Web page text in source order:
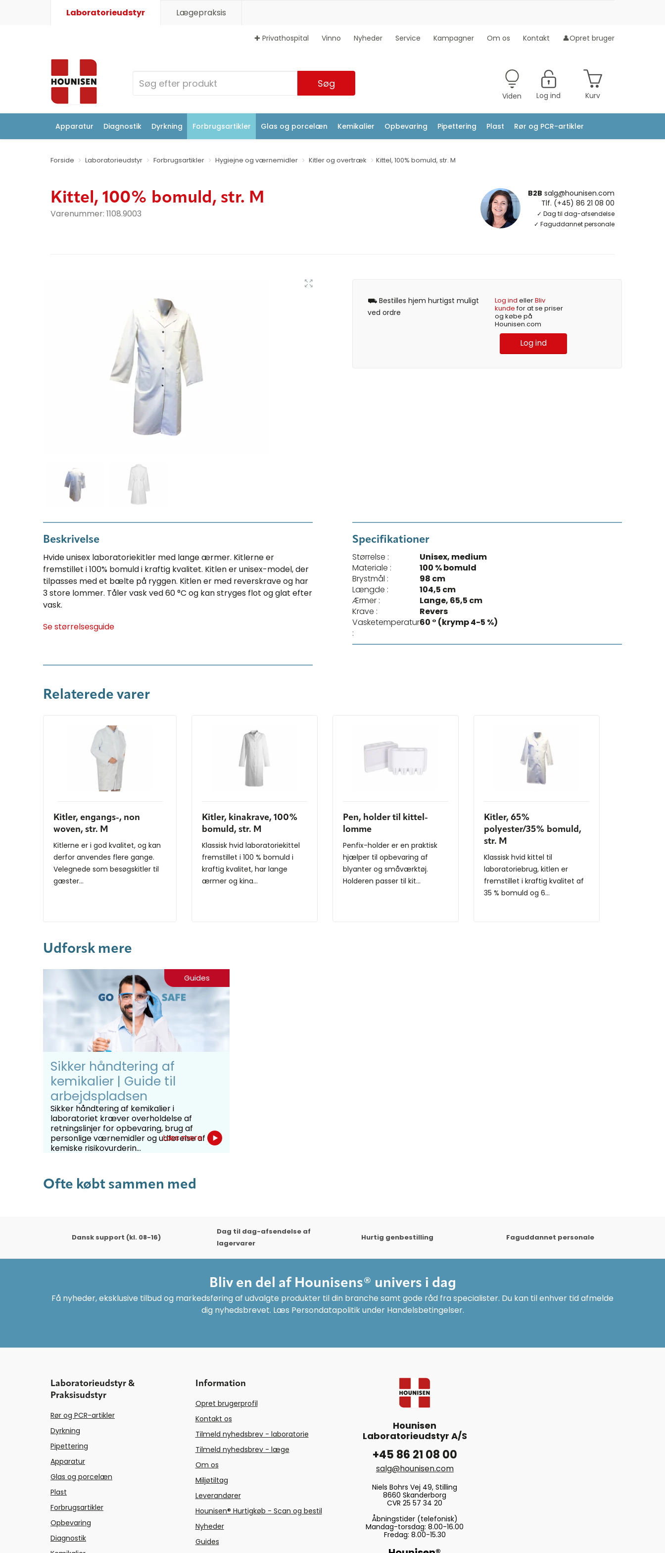
Laboratorieudstyr Lægepraksis
✚ Privathospital Vinno Nyheder Service Kampagner Om os Kontakt 👤Opret bruger
Søg
Viden Log ind Kurv
Apparatur Diagnostik Dyrkning Forbrugsartikler Glas og porcelæn Kemikalier Opbevaring Pipettering Plast Rør og PCR-artikler
Forside Laboratorieudstyr Forbrugsartikler Hygiejne og værnemidler Kitler og overtræk Kittel, 100% bomuld, str. M
Kittel, 100% bomuld, str. M
Varenummer: 1108.9003
B2B salg@hounisen.com
Tlf. (+45) 86 21 08 00
✓ Dag til dag-afsendelse
✓ Faguddannet personale
⛟ Bestilles hjem hurtigst muligt
ved ordre
Log ind ellerBliv
kundefor at se priser
og købe på
Hounisen.com
Log ind
Beskrivelse
Hvide unisex laboratoriekitler med lange ærmer. Kitlerne er
fremstillet i 100% bomuld i kraftig kvalitet. Kitlen er unisex-model, der
tilpasses med et bælte på ryggen. Kitlen er med reverskrave og har
3 store lommer. Tåler vask ved 60 °C og kan stryges flot og glat efter
vask.
Se størrelsesguide
Specifikationer
Størrelse :
Unisex, medium
Materiale :
100 % bomuld
Brystmål :
98 cm
Længde :
104,5 cm
Ærmer :
Lange, 65,5 cm
Krave :
Revers
Vasketemperatur
:
60 ° (krymp 4-5 %)
Relaterede varer
Kitler, engangs-, non
woven, str. M
Kitlerne er i god kvalitet, og kan
derfor anvendes flere gange.
Velegnede som besøgskitler til
gæster...
Kitler, kinakrave, 100%
bomuld, str. M
Klassisk hvid laboratoriekittel
fremstillet i 100 % bomuld i
kraftig kvalitet, har lange
ærmer og kina...
Pen, holder til kittel-
lomme
Penfix-holder er en praktisk
hjælper til opbevaring af
blyanter og småværktøj.
Holderen passer til kit...
Kitler, 65%
polyester/35% bomuld,
str. M
Klassisk hvid kittel til
laboratoriebrug, kitlen er
fremstillet i kraftig kvalitet af
35 % bomuld og 6...
Udforsk mere
Guides
Sikker håndtering af
kemikalier | Guide til
arbejdspladsen
Sikker håndtering af kemikalier i
laboratoriet kræver overholdelse af
retningslinjer for opbevaring, brug af
personlige værnemidler og udførelse af
kemiske risikovurderin...
Læs mere
Ofte købt sammen med
Dansk support (kl. 08-16)
Dag til dag-afsendelse af
lagervarer
Hurtig genbestilling Faguddannet personale
Bliv en del af Hounisens® univers i dag
Få nyheder, eksklusive tilbud og markedsføring af udvalgte produkter til din branche samt gode råd fra specialister. Du kan til enhver tid afmelde
dig nyhedsbrevet. Læs Persondatapolitik under Handelsbetingelser.
Laboratorieudstyr &
Praksisudstyr
Rør og PCR-artikler
Dyrkning
Pipettering
Apparatur
Glas og porcelæn
Plast
Forbrugsartikler
Opbevaring
Diagnostik
Information
Opret brugerprofil
Kontakt os
Tilmeld nyhedsbrev - laboratorie
Tilmeld nyhedsbrev - læge
Om os
Miljøtiltag
Leverandører
Hounisen® Hurtigkøb - Scan og bestil
Nyheder
Guides
Hounisen
Laboratorieudstyr A/S
+45 86 21 08 00
salg@hounisen.com
Niels Bohrs Vej 49, Stilling
8660 Skanderborg
CVR 25 57 34 20
Åbningstider (telefonisk)
Mandag-torsdag: 8.00-16.00
Fredag: 8.00-15.30